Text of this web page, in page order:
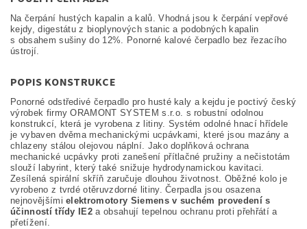
Na čerpání hustých kapalin a kalů. Vhodná jsou k čerpání vepřové
kejdy, digestátu z bioplynových stanic a podobných kapalin
s obsahem sušiny do 12%. Ponorné kalové čerpadlo bez řezacího
ústrojí.
POPIS KONSTRUKCE
Ponorné odstředivé čerpadlo pro husté kaly a kejdu je poctivý český
výrobek firmy ORAMONT SYSTEM s.r.o. s robustní odolnou
konstrukcí, která je vyrobena z litiny. Systém odolné hnací hřídele
je vybaven dvěma mechanickými ucpávkami, které jsou mazány a
chlazeny stálou olejovou náplní. Jako doplňková ochrana
mechanické ucpávky proti zanešení přítlačné pružiny a nečistotám
slouží labyrint, který také snižuje hydrodynamickou kavitaci.
Zesílená spirální skříň zaručuje dlouhou životnost. Oběžné kolo je
vyrobeno z tvrdé otěruvzdorné litiny. Čerpadla jsou osazena
nejnovějšímielektromotory Siemens v suchém provedení s
účinností třídy IE2 a obsahují tepelnou ochranu proti přehřátí a
přetížení.